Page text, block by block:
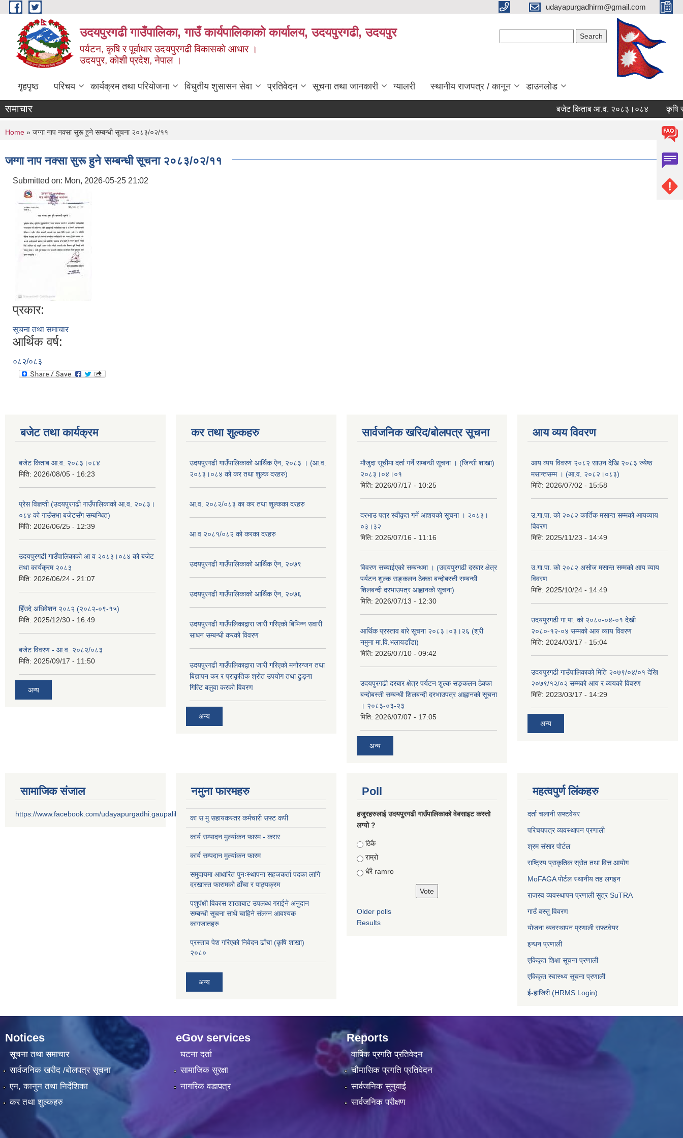
Skip to main content udayapurgadhirm@gmail.com
उदयपुरगढी गाउँपालिका, गाउँ कार्यपालिकाको कार्यालय, उदयपुरगढी, उदयपुर
पर्यटन, कृषि र पूर्वाधार उदयपुरगढी विकासकाे आधार ।
उदयपुर, काेशी प्रदेश, नेपाल ।
गृहपृष्ठ परिचय कार्यक्रम तथा परियोजना विधुतीय शुसासन सेवा प्रतिवेदन सूचना तथा जानकारी ग्यालरी स्थानीय राजपत्र / कानून डाउनलोड
समाचार बजेट किताब आ.व. २०८३।०८४ कृषि
You are here
Home » जग्गा नाप नक्सा सुरू हुने सम्बन्धी सूचना २०८३/०२/११
जग्गा नाप नक्सा सुरू हुने सम्बन्धी सूचना २०८३/०२/११
Submitted on: Mon, 2026-05-25 21:02
प्रकार:
सूचना तथा समाचार
आर्थिक वर्ष:
०८२/०८३
बजेट तथा कार्यक्रम
बजेट किताब आ.व. २०८३।०८४
मिति: 2026/08/05 - 16:23
प्रेस विज्ञप्ती (उदयपुरगढी गाउँपालिकाको आ.व. २०८३।
०८४ को गाउँसभा बजेटसँग सम्बन्धित)
मिति: 2026/06/25 - 12:39
उदयपुरगढी गाउँपालिकाको आ व २०८३।०८४ को बजेट
तथा कार्यक्रम २०८३
मिति: 2026/06/24 - 21:07
हिँउदे अधिवेशन २०८२ (२०८२-०९-१५)
मिति: 2025/12/30 - 16:49
बजेट विवरण - आ.व. २०८२/०८३
मिति: 2025/09/17 - 11:50
अन्य
कर तथा शुल्कहरु
उदयपुरगढी गाउँपालिकाको आर्थिक ऐन, २०८३ । (आ.व.
२०८३।०८४ को कर तथा शुल्क दरहरु)
आ.व. २०८२/०८३ का कर तथा शुल्कका दरहरु
आ व २०८१/०८२ को करका दरहरु
उदयपुरगढी गाउँपालिकाको आर्थिक ऐन, २०७९
उदयपुरगढी गाउँपालिकाको आर्थिक ऐन, २०७६
उदयपुरगढी गाउँपलिकाद्वारा जारी गरिएको बिभिन्न सवारी
साधन सम्बन्धी करको विवरण
उदयपुरगढी गाउँपलिकाद्वारा जारी गरिएको मनोरन्जन तथा
बिज्ञापन कर र प्राकृतिक श्रोत उपयोग तथा ढुङ्गा
गित्टि बलुवा करको विवरण
अन्य
सार्वजनिक खरिद/बोलपत्र सूचना
मौजुदा सूचीमा दर्ता गर्ने सम्बन्धी सूचना । (जिन्सी शाखा)
२०८३।०४।०१
मिति: 2026/07/17 - 10:25
दरभाउ पत्र स्वीकृत गर्ने आशयको सूचना । २०८३।
०३।३२
मिति: 2026/07/16 - 11:16
विवरण सच्याईएको सम्बन्धमा । (उदयपुरगढी दरबार क्षेत्र
पर्यटन शुल्क सङ्कलन ठेक्का बन्दोबस्ती सम्बन्धी
शिलबन्दी दरभाउपत्र आह्वानको सूचना)
मिति: 2026/07/13 - 12:30
आर्थिक प्रस्ताव बारे सूचना २०८३।०३।२६ (श्री
नमुना मा.वि.भलायडाँडा)
मिति: 2026/07/10 - 09:42
उदयपुरगढी दरबार क्षेत्र पर्यटन शुल्क सङ्कलन ठेक्का
बन्दोबस्ती सम्बन्धी शिलबन्दी दरभाउपत्र आह्वानको सूचना
। २०८३-०३-२३
मिति: 2026/07/07 - 17:05
अन्य
आय व्यय विवरण
आय व्यय विवरण २०८२ साउन देखि २०८३ ज्येष्ठ
मसान्तसम्म । (आ.व. २०८२।०८३)
मिति: 2026/07/02 - 15:58
उ.गा.पा. को २०८२ कार्तिक मसान्त सम्मको आयव्याय
विवरण
मिति: 2025/11/23 - 14:49
उ.गा.पा. को २०८२ असोज मसान्त सम्मको आय व्याय
विवरण
मिति: 2025/10/24 - 14:49
उदयपुरगढी गा.पा. को २०८०-०४-०१ देखी
२०८०-१२-०४ सम्मको आय व्याय विवरण
मिति: 2024/03/17 - 15:04
उदयपुरगढी गाउँपालिकाको मिति २०७९/०४/०१ देखि
२०७९/१२/०२ सम्मको आय र व्ययको विवरण
मिति: 2023/03/17 - 14:29
अन्य
सामाजिक संजाल
https://www.facebook.com/udayapurgadhi.gaupalika
नमुना फारमहरु
का स मु सहायकस्तर कर्मचारी सफ्ट कपी
कार्य सम्पादन मुल्यांकन फारम - करार
कार्य सम्पदान मुल्यांकन फारम
समुदायमा आधारित पुनःस्थापना सहजकर्ता पदका लागि
दरखास्त फारामको ढाँचा र पाठ्यक्रम
पशुपंक्षी विकास शाखाबाट उपलब्ध गराईने अनुदान
सम्बन्धी सूचना साथै चाहिने संलग्न आवश्यक
कागजातहरु
प्रस्ताव पेश गरिएको निवेदन ढाँचा (कृषि शाखा)
२०८०
अन्य
Poll
हजुरहरुलाई उदयपुरगढी गाउँपालिकाको वेबसाइट कस्तो
लग्यो ?
Choices
ठिकै
राम्रो
धेरै ramro
Older polls
Results
महत्वपुर्ण लिंकहरु
दर्ता चलानी सफ्टवेयर
परिचयपत्र व्यवस्थापन प्रणाली
श्रम संसार पोर्टल
राष्ट्रिय प्राकृतिक स्रोत तथा वित्त आयोग
MoFAGA पोर्टल स्थानीय तह लगइन
राजस्व व्यवस्थापन प्रणाली सुत्र SuTRA
गाउँ वस्तु विवरण
योजना व्यवस्थापन प्रणाली सफ्टवेयर
इन्धन प्रणाली
एकिकृत शिक्षा सूचना प्रणाली
एकिकृत स्वास्थ्य सूचना प्रणाली
ई-हाजिरी (HRMS Login)
Notices
सूचना तथा समाचार
सार्वजनिक खरीद /बोलपत्र सूचना
एन, कानुन तथा निर्देशिका
कर तथा शुल्कहरु
eGov services
घटना दर्ता
सामाजिक सुरक्षा
नागरिक वडापत्र
Reports
वार्षिक प्रगति प्रतिवेदन
चौमासिक प्रगति प्रतिवेदन
सार्वजनिक सुनुवाई
सार्वजनिक परीक्षण